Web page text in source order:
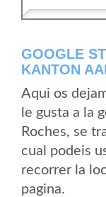
GOOGLE
KANTON
Aqui os
le gusta a la
Roches, se
cual podeis
recorrer la
pagina.